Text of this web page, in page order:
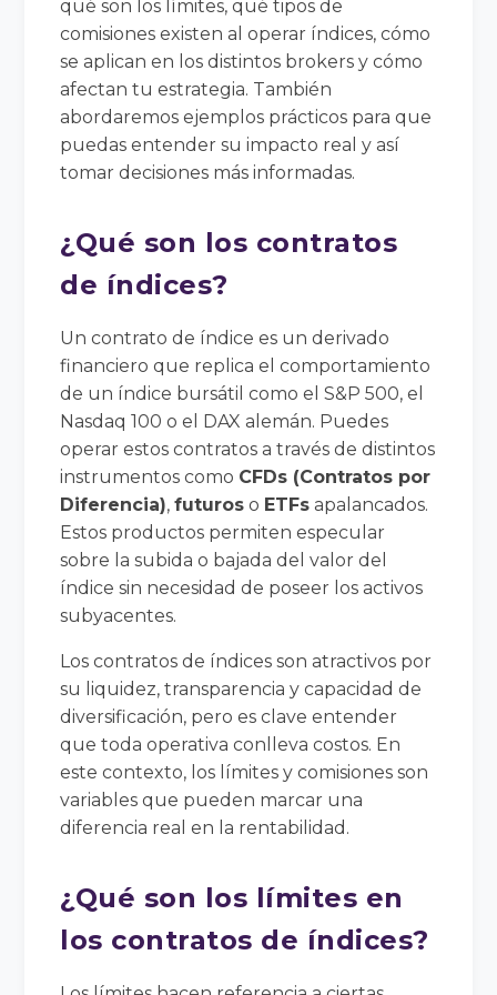
qué son los límites, qué tipos de
comisiones existen al operar índices, cómo
se aplican en los distintos brokers y cómo
afectan tu estrategia. También
abordaremos ejemplos prácticos para que
puedas entender su impacto real y así
tomar decisiones más informadas.
¿Qué son los contratos
de índices?
Un contrato de índice es un derivado
financiero que replica el comportamiento
de un índice bursátil como el S&P 500, el
Nasdaq 100 o el DAX alemán. Puedes
operar estos contratos a través de distintos
instrumentos como CFDs (Contratos por
Diferencia),futuros o ETFs apalancados.
Estos productos permiten especular
sobre la subida o bajada del valor del
índice sin necesidad de poseer los activos
subyacentes.
Los contratos de índices son atractivos por
su liquidez, transparencia y capacidad de
diversificación, pero es clave entender
que toda operativa conlleva costos. En
este contexto, los límites y comisiones son
variables que pueden marcar una
diferencia real en la rentabilidad.
¿Qué son los límites en
los contratos de índices?